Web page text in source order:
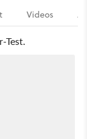
Videos
Test.